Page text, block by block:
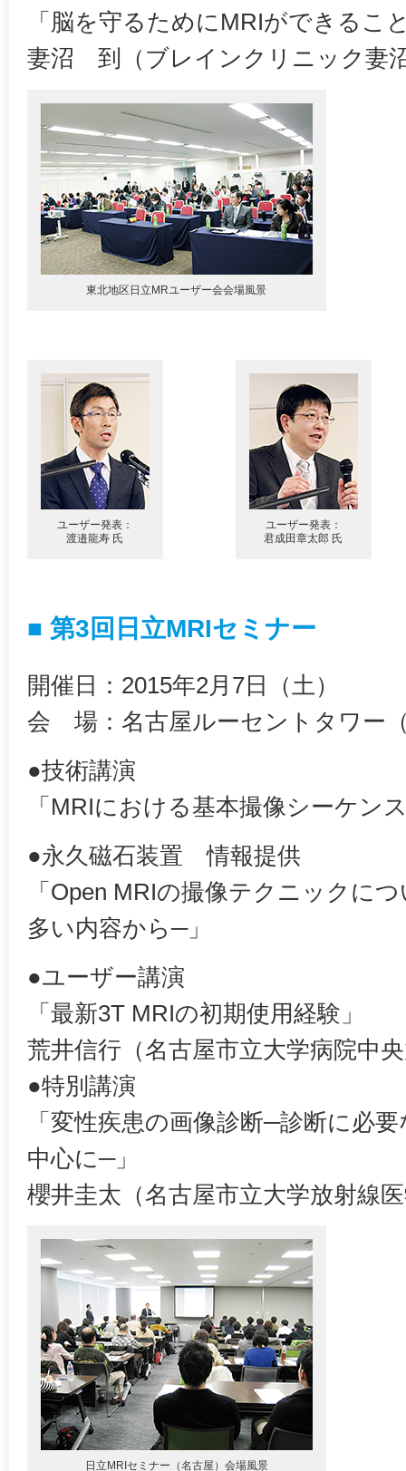
「脳を守るためにMRIができるこ
妻沼 到（ブレインクリニック妻
東北地区日立MRユーザー会会場風景
ユーザー発表：
渡邉龍寿 氏
ユーザー発表：
君成田章太郎 氏
■ 第3回日立MRIセミナー
開催日：2015年2月7日（土）
会 場：名古屋ルーセントタワー
●技術講演
「MRIにおける基本撮像シーケン
●永久磁石装置 情報提供
「Open MRIの撮像テクニックに
多い内容から─」
●ユーザー講演
「最新3T MRIの初期使用経験」
荒井信行（名古屋市立大学病院中
●特別講演
「変性疾患の画像診断─診断に必
中心に─」
櫻井圭太（名古屋市立大学放射線
日立MRIセミナー（名古屋）会場風景